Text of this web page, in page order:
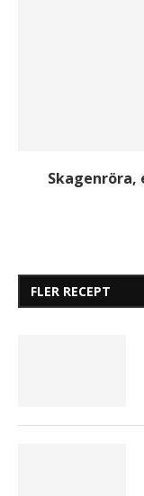
FLER RECEPT